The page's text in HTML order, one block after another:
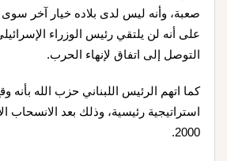
صعبة، وأنه ليس لدى بلاده خيار آخر
على أنه لن يلتقي رئيس الوزراء
التوصل إلى اتفاق لإنهاء الحرب.
كما اتهم الرئيس اللبناني حزب الله بأنه
استراتيجية رئيسية، وذلك بعد الانسحاب
2000.